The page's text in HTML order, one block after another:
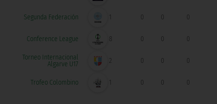
Segunda Federación 1 0 0 0
Conference League 8 0 0 0
Torneo Internacional
Algarve U17
2 0 0 0
Trofeo Colombino 1 0 0 0